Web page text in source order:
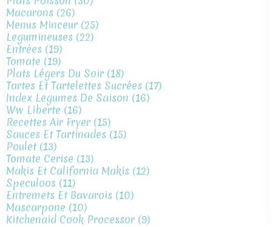
Macarons (26)
Menus Minceur (25)
Legumineuses (22)
Entrées (19)
Tomate (19)
Plats Légers Du Soir (18)
Tartes Et Tartelettes Sucrées (17)
Index Legumes De Saison (16)
Ww Liberte (16)
Recettes Air Fryer (15)
Sauces Et Tartinades (15)
Poulet(13)
Tomate Cerise (13)
Makis Et California Makis (12)
Speculoos (11)
Entremets Et Bavarois (10)
Mascarpone (10)
Kitchenaid Cook Processor (9)